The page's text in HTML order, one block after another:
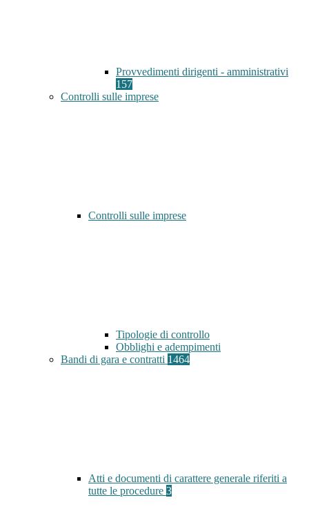
Provvedimenti dirigenti - amministrativi
157
Controlli sulle imprese
Controlli sulle imprese
Tipologie di controllo
Obblighi e adempimenti
Bandi di gara e contratti 1464
Atti e documenti di carattere generale riferiti a
tutte le procedure 3